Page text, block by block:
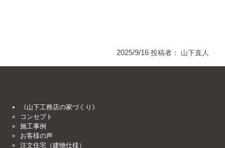
2025/9/16 投稿者： 山下直人
《山下工務店の家づくり》
コンセプト
施工事例
お客様の声
注文住宅（建物仕様）